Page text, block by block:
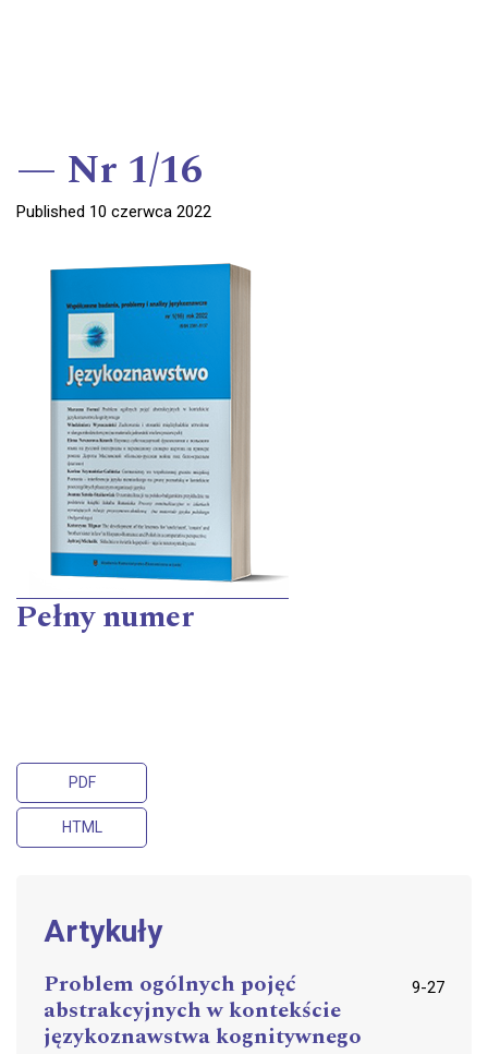
Nr 1/16
Published 10 czerwca 2022
Pełny numer
PDF
HTML
Artykuły
Problem ogólnych pojęć
abstrakcyjnych w kontekście
językoznawstwa kognitywnego
9-27